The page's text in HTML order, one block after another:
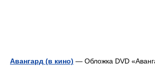
Авангард (в кино) — Обложка DVD